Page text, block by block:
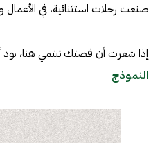
صنعت رحلات استثنائية، في الأعمال
إذا شعرت أن قصتك تنتمي هنا،
النموذج